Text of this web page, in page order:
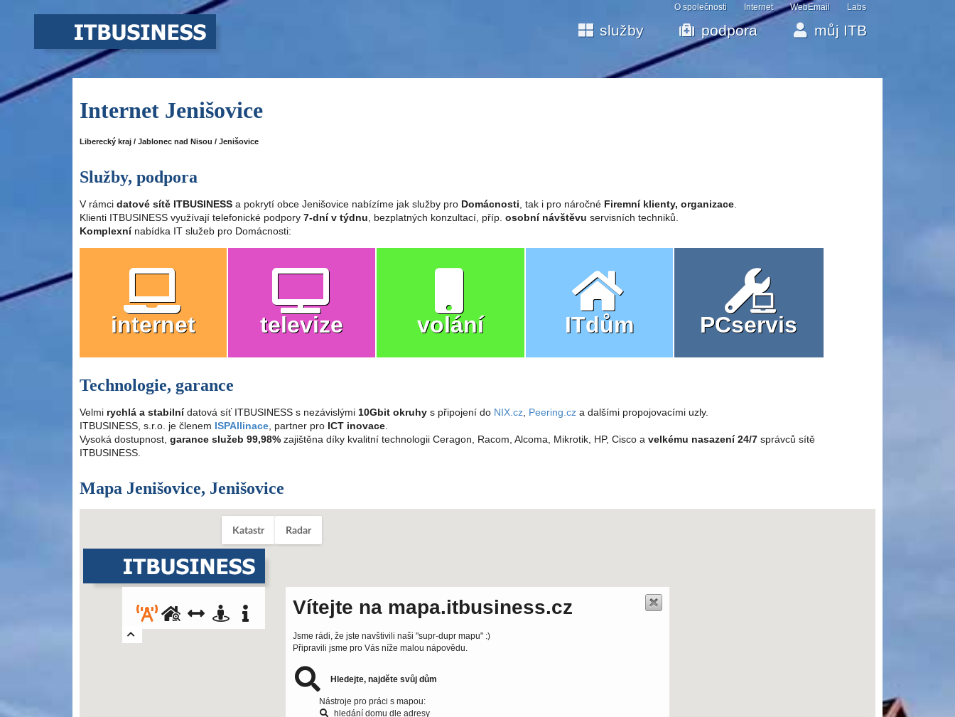
služby podpora můj ITB
O společnosti Internet WebEmail Labs
Internet Jenišovice
Liberecký kraj / Jablonec nad Nisou / Jenišovice
Služby, podpora
V rámci datové sítě ITBUSINESS a pokrytí obce Jenišovice nabízíme jak služby pro Domácnosti , tak i pro náročné Firemní klienty, organizace
Klienti ITBUSINESS využívají telefonické podpory 7-dní v týdnu , bezplatných konzultací, příp. osobní návštěvu servisních techniků.
Komplexnínabídka IT služeb pro Domácnosti:
internet televize volání ITdům PCservis
Technologie, garance
Velmi rychlá a stabilnídatová síť ITBUSINESS s nezávislými 10Gbit okruhy s připojení do NIX.cz Peering.cz a dalšími propojovacími uzly.
ITBUSINESS, s.r.o. je členem ISPAllinace , partner pro ICT inovace
Vysoká dostupnost, garance služeb 99,98% zajištěna díky kvalitní technologii Ceragon, Racom, Alcoma, Mikrotik, HP, Cisco a velkému nasazení 24/7 správců sítě
ITBUSINESS.
Mapa Jenišovice, Jenišovice